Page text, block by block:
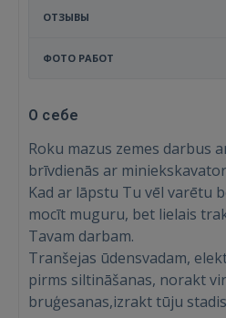
ОТЗЫВЫ
ФОТО РАБОТ
О себе
Roku mazus zemes darbus
brīvdienās ar
Kad ar lāpstu Tu vēl varētu
mocīt muguru, bet lielais
Tavam darbam.
Tranšejas ūdensvadam,
pirms siltināšanas, norakt
bruģesanas,izrakt tūju